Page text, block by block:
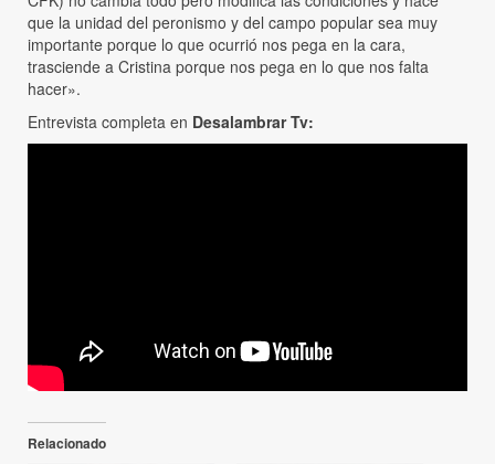
que la unidad del peronismo y del campo popular sea muy
importante porque lo que ocurrió nos pega en la cara,
trasciende a Cristina porque nos pega en lo que nos falta
hacer».
Entrevista completa en Desalambrar Tv:
Relacionado